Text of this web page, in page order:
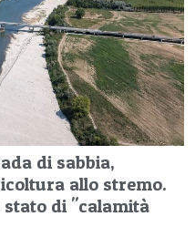
di sabbia,
allo stremo.
stato di "calamità